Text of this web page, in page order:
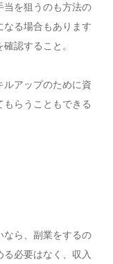
当を狙うのも方法の
る場合もあります
認すること。
アップのために資
らうこともできる
なら、副業をするの
必要はなく、収入